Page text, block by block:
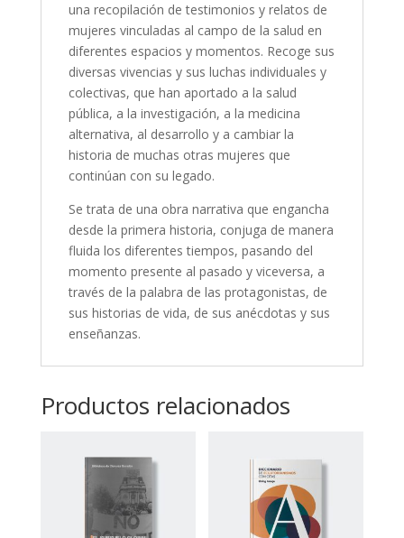
una recopilación de testimonios y relatos de
mujeres vinculadas al campo de la salud en
diferentes espacios y momentos. Recoge sus
diversas vivencias y sus luchas individuales y
colectivas, que han aportado a la salud
pública, a la investigación, a la medicina
alternativa, al desarrollo y a cambiar la
historia de muchas otras mujeres que
continúan con su legado.
Se trata de una obra narrativa que engancha
desde la primera historia, conjuga de manera
fluida los diferentes tiempos, pasando del
momento presente al pasado y viceversa, a
través de la palabra de las protagonistas, de
sus historias de vida, de sus anécdotas y sus
enseñanzas.
Productos relacionados